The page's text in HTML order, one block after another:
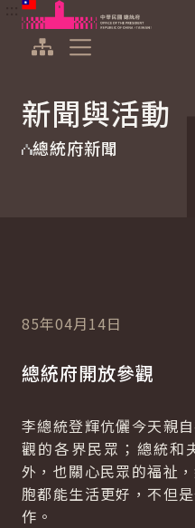
跳到主要內容
中華民國總統府
新聞與活動
總統府新聞
85年04月14日
總統府開放參觀
李總統登輝伉儷今天親
觀的各界民眾；總統和
外，也關心民眾的福祉
胞都能生活更好，不但
作。